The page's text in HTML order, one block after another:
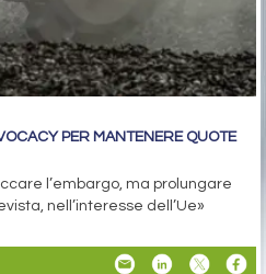
PER MANTENERE QUOTE
l’embargo, ma prolungare
nell’interesse dell’Ue»